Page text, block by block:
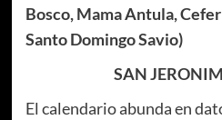
Bosco, Mama Antula,
Santo Domingo Savio)
SAN
El calendario abunda en